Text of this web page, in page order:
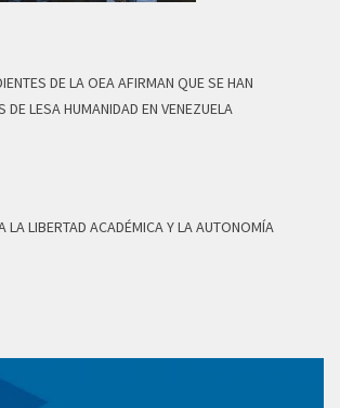
DE LA OEA AFIRMAN QUE SE HAN
DE LESA HUMANIDAD EN VENEZUELA
LA LIBERTAD ACADÉMICA Y LA AUTONOMÍA